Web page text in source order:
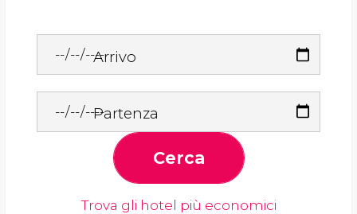
Arrivo
Partenza
Cerca
Trova gli hotel più economici